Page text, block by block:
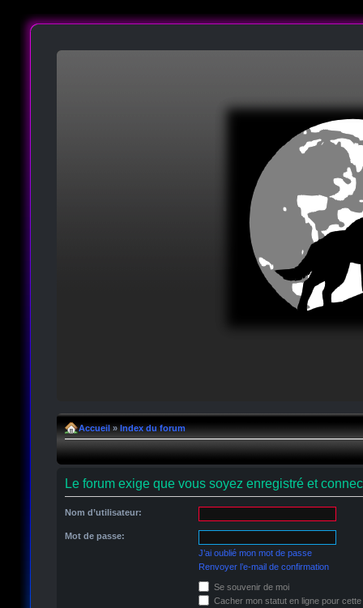
Accueil » Index du forum
Le forum exige que vous soyez enregistré et
Nom d’utilisateur:
Mot de passe:
J’ai oublié mon mot de passe
Renvoyer l’e-mail de confirmation
Se souvenir de moi
Cacher mon statut en ligne pour